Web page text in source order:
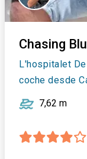
Chasing
L'hospitalet
coche desde
7,62 m